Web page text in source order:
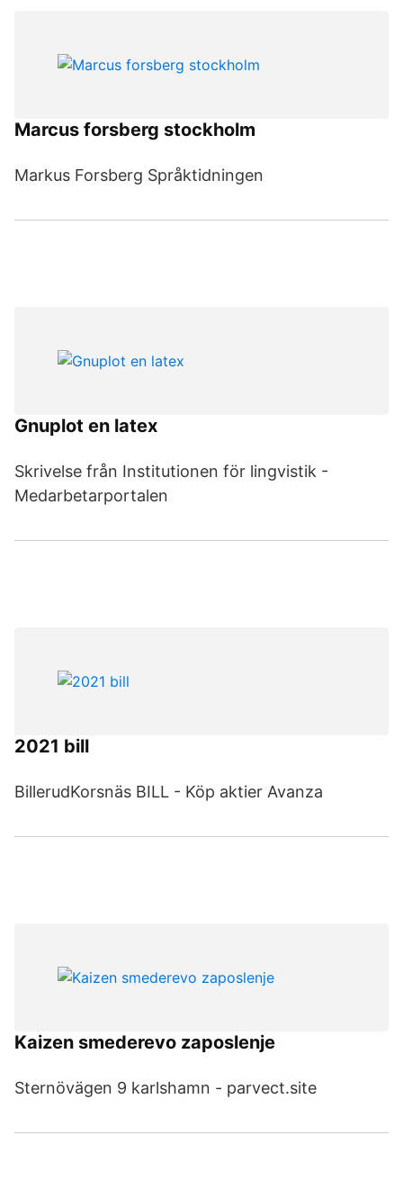
Marcus forsberg stockholm
Markus Forsberg Språktidningen
Gnuplot en latex
Skrivelse från Institutionen för lingvistik -
Medarbetarportalen
2021 bill
BillerudKorsnäs BILL - Köp aktier Avanza
Kaizen smederevo zaposlenje
Sternövägen 9 karlshamn - parvect.site